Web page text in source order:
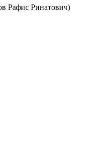
Рафис Ринатович)